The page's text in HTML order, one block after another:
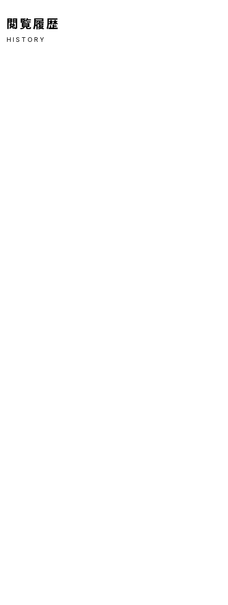
閲覧履歴
HISTORY